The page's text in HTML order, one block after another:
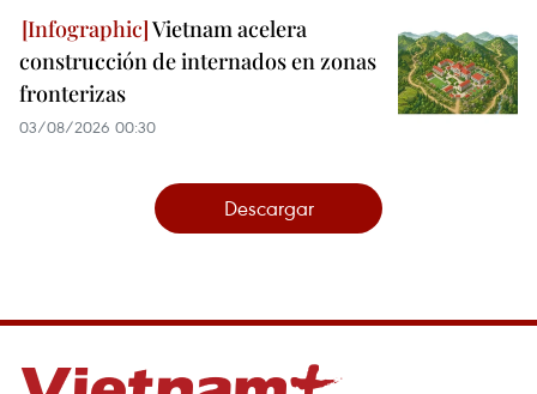
Vietnam acelera
construcción de internados en zonas
fronterizas
03/08/2026 00:30
Descargar